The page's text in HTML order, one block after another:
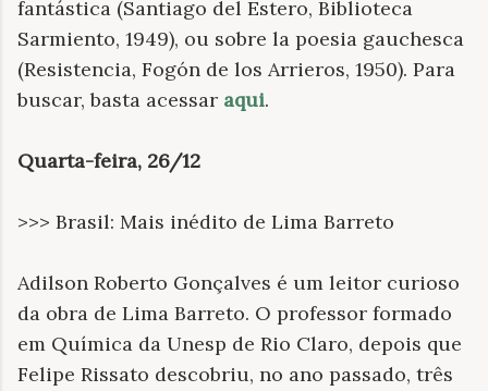
fantástica (Santiago del Estero, Biblioteca
Sarmiento, 1949), ou sobre la poesia gauchesca
(Resistencia, Fogón de los Arrieros, 1950). Para
buscar, basta acessar aqui.
Quarta-feira, 26/12
>>> Brasil: Mais inédito de Lima Barreto
Adilson Roberto Gonçalves é um leitor curioso
da obra de Lima Barreto. O professor formado
em Química da Unesp de Rio Claro, depois que
Felipe Rissato descobriu, no ano passado, três